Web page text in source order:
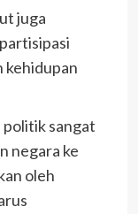
juga
kehidupan
politik sangat
negara ke
oleh